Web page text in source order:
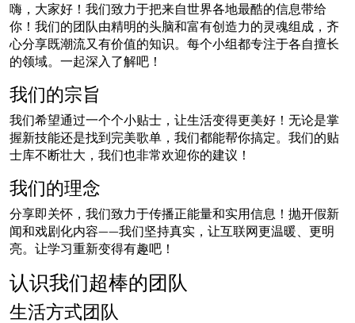
嗨，大家好！我们致力于把来自世界各地最酷的信息带给
你！我们的团队由精明的头脑和富有创造力的灵魂组成，齐
心分享既潮流又有价值的知识。每个小组都专注于各自擅长
的领域。一起深入了解吧！
我们的宗旨
我们希望通过一个个小贴士，让生活变得更美好！无论是掌
握新技能还是找到完美歌单，我们都能帮你搞定。我们的贴
士库不断壮大，我们也非常欢迎你的建议！
我们的理念
分享即关怀，我们致力于传播正能量和实用信息！抛开假新
闻和戏剧化内容——我们坚持真实，让互联网更温暖、更明
亮。让学习重新变得有趣吧！
认识我们超棒的团队
生活方式团队